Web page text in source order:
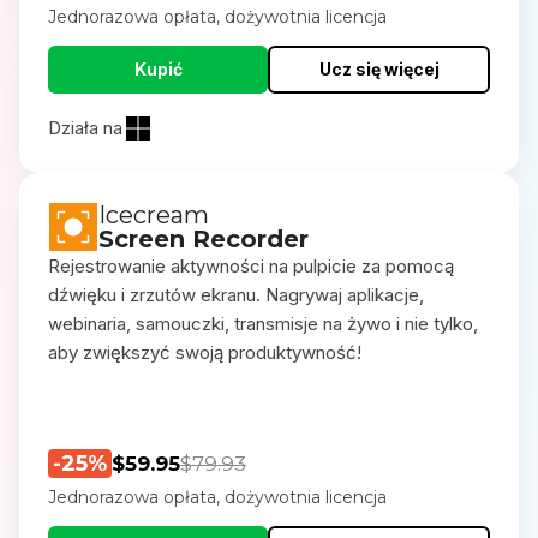
Jednorazowa opłata, dożywotnia licencja
Kupić Ucz się więcej
Działa na
Icecream
Screen Recorder
Rejestrowanie aktywności na pulpicie za pomocą
dźwięku i zrzutów ekranu. Nagrywaj aplikacje,
webinaria, samouczki, transmisje na żywo i nie tylko,
aby zwiększyć swoją produktywność!
-25% $59.95$79.93
Jednorazowa opłata, dożywotnia licencja